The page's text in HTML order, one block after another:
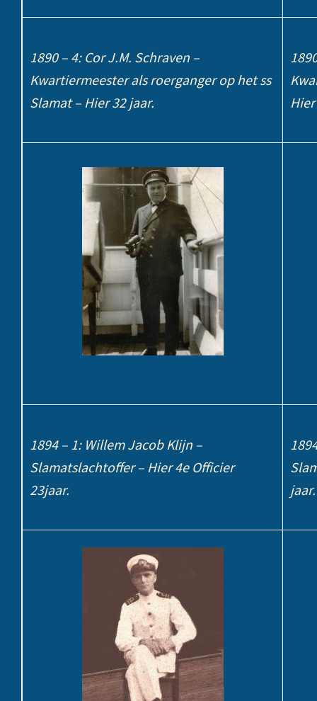
1890 – 4: Cor J.M. Schraven –
Kwartiermeester als roerganger op het ss
Slamat – Hier 32 jaar.
1894 – 1: Willem Jacob Klijn –
Slamatslachtoffer – Hier 4e Officier
23jaar.
jaar.